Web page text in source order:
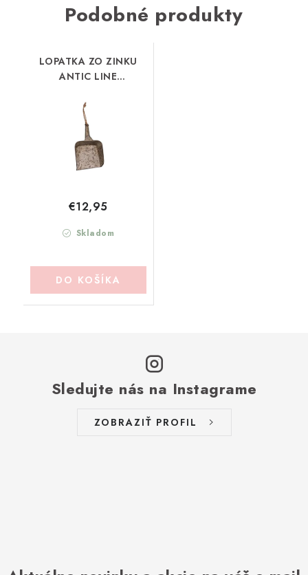
Podobné produkty
LOPATKA ZO ZINKU
ANTIC LINE
Skladom
€12,95
DO KOŠÍKA
Sledujte nás na Instagrame
ZOBRAZIŤ PROFIL